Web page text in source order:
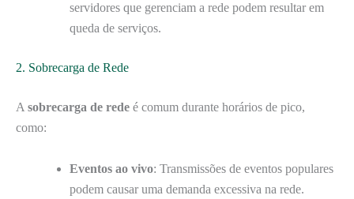
servidores que gerenciam a rede podem resultar em
queda de serviços.
2. Sobrecarga de Rede
A sobrecarga de rede é comum durante horários de pico,
como:
Eventos ao vivo: Transmissões de eventos populares
podem causar uma demanda excessiva na rede.